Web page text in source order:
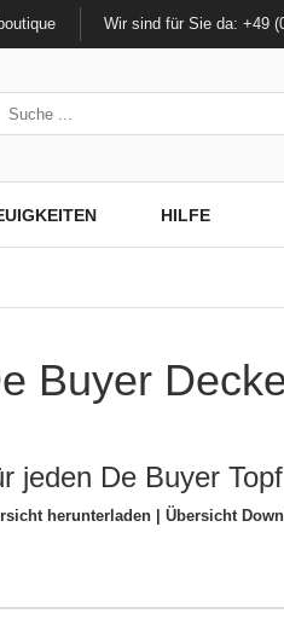
Wir sind für Sie da: +49
HILFE
Buyer
jeden De Buyer
herunterladen | Übersicht